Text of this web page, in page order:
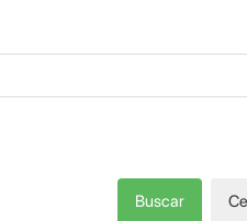
Buscar
45 piezas 4.4